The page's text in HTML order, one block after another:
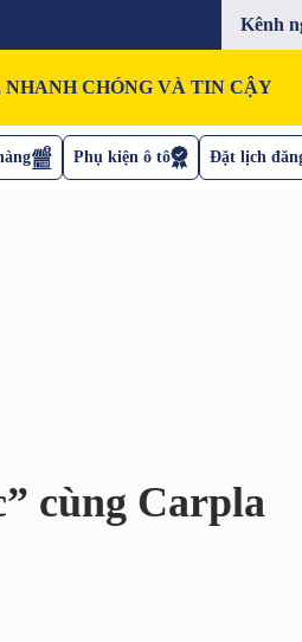
Kênh
CHÓNG VÀ TIN CẬY
Phụ kiện ô tô Đặt lịch
cùng Carpla